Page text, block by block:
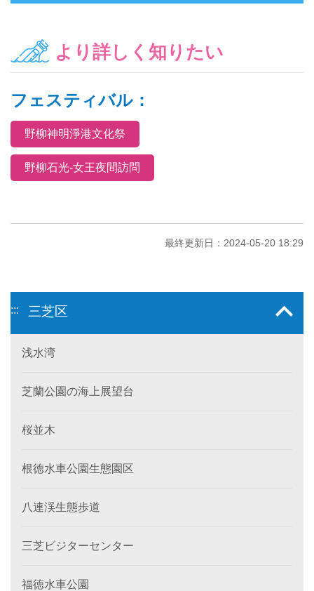
より詳しく知りたい
フェスティバル：
野柳神明淨港文化祭
野柳石光-女王夜間訪問
最終更新日：2024-05-20 18:29
::: 三芝区
浅水湾
芝蘭公園の海上展望台
桜並木
根徳水車公園生態園区
八連渓生態歩道
三芝ビジターセンター
福徳水車公園